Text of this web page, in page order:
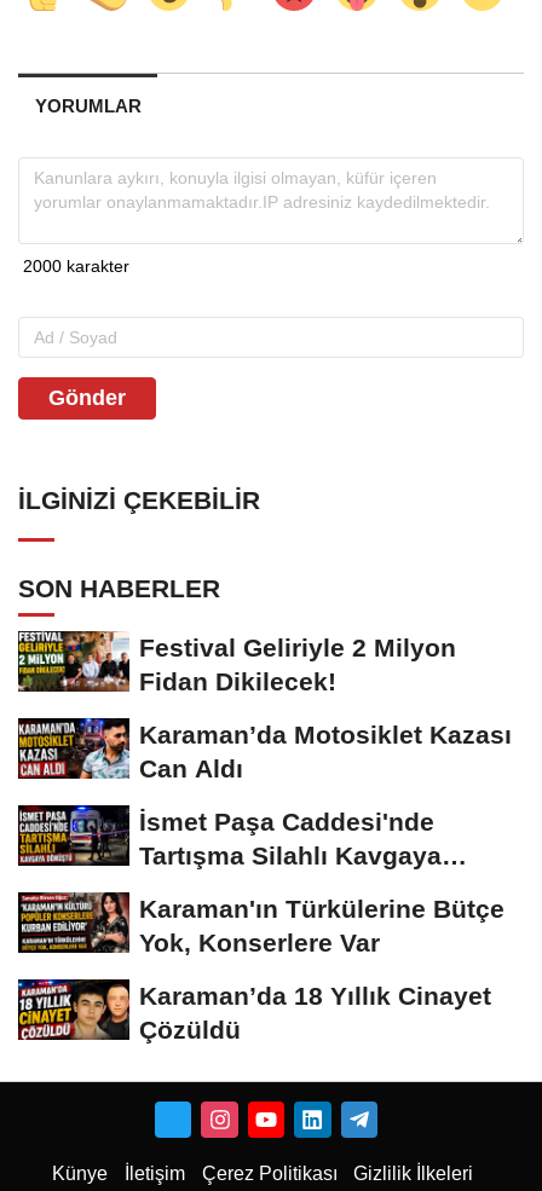
YORUMLAR
Gönder
İLGINIZI ÇEKEBILIR
SON HABERLER
Festival Geliriyle 2 Milyon
Fidan Dikilecek!
Karaman’da Motosiklet Kazası
Can Aldı
İsmet Paşa Caddesi'nde
Tartışma Silahlı Kavgaya
Karaman'ın Türkülerine Bütçe
Yok, Konserlere Var
Karaman’da 18 Yıllık Cinayet
Çözüldü
Künye İletişim Çerez Politikası Gizlilik İlkeleri